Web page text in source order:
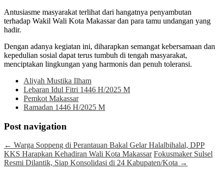
Antusiasme masyarakat terlihat dari hangatnya penyambutan
terhadap Wakil Wali Kota Makassar dan para tamu undangan yang
hadir.
Dengan adanya kegiatan ini, diharapkan semangat kebersamaan dan
kepedulian sosial dapat terus tumbuh di tengah masyarakat,
menciptakan lingkungan yang harmonis dan penuh toleransi.
Aliyah Mustika Ilham
Lebaran Idul Fitri 1446 H/2025 M
Pemkot Makassar
Ramadan 1446 H/2025 M
Post navigation
← Warga Soppeng di Perantauan Bakal Gelar Halalbihalal, DPP
KKS Harapkan Kehadiran Wali Kota Makassar Fokusmaker Sulsel
Resmi Dilantik, Siap Konsolidasi di 24 Kabupaten/Kota →